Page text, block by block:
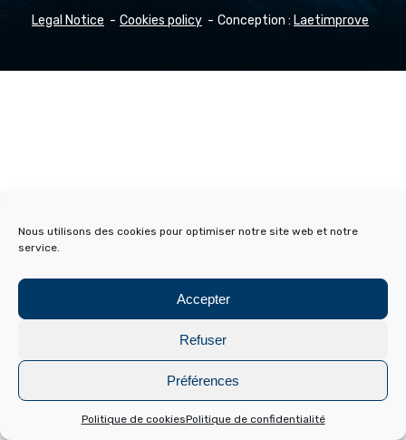
Nous utilisons des cookies pour optimiser notre site web et notre
service.
Accepter
Refuser
Préférences
Politique de cookiesPolitique de confidentialité
Legal Notice Cookies policy Conception : Laetimprove